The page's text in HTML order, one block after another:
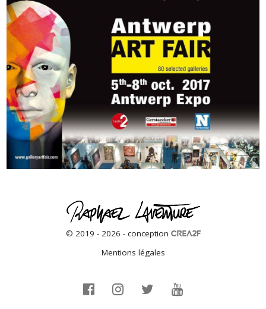
© 2019 - 2026 - conception
Mentions légales